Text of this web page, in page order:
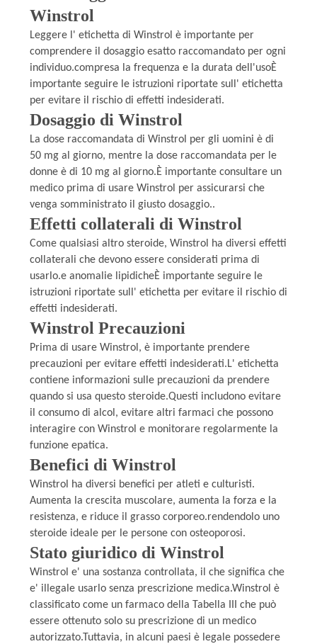
Winstrol
Leggere l' etichetta di Winstrol è importante per
comprendere il dosaggio esatto raccomandato per ogni
individuo.compresa la frequenza e la durata dell'usoÈ
importante seguire le istruzioni riportate sull' etichetta
per evitare il rischio di effetti indesiderati.
Dosaggio di Winstrol
La dose raccomandata di Winstrol per gli uomini è di
50 mg al giorno, mentre la dose raccomandata per le
donne è di 10 mg al giorno.È importante consultare un
medico prima di usare Winstrol per assicurarsi che
venga somministrato il giusto dosaggio..
Effetti collaterali di Winstrol
Come qualsiasi altro steroide, Winstrol ha diversi effetti
collaterali che devono essere considerati prima di
usarlo.e anomalie lipidicheÈ importante seguire le
istruzioni riportate sull' etichetta per evitare il rischio di
effetti indesiderati.
Winstrol Precauzioni
Prima di usare Winstrol, è importante prendere
precauzioni per evitare effetti indesiderati.L' etichetta
contiene informazioni sulle precauzioni da prendere
quando si usa questo steroide.Questi includono evitare
il consumo di alcol, evitare altri farmaci che possono
interagire con Winstrol e monitorare regolarmente la
funzione epatica.
Benefici di Winstrol
Winstrol ha diversi benefici per atleti e culturisti.
Aumenta la crescita muscolare, aumenta la forza e la
resistenza, e riduce il grasso corporeo.rendendolo uno
steroide ideale per le persone con osteoporosi.
Stato giuridico di Winstrol
Winstrol e' una sostanza controllata, il che significa che
e' illegale usarlo senza prescrizione medica.Winstrol è
classificato come un farmaco della Tabella III che può
essere ottenuto solo su prescrizione di un medico
autorizzato.Tuttavia, in alcuni paesi è legale possedere